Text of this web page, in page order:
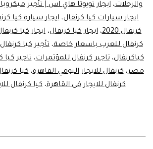
والرحلات،ايجار تويوتا هاي اس | تأجير ميكروباص
ايجار سيارات كيا كرنفال، ايجار سيارة كيا
كرنفال 2020
،ايجار كيا كرنفال،ايجار كيا كرنفال 7
كرنفال للعرب باسعار خاصة،تأجير كيا
كياكرنفال،تاجير كرنفال للمؤتمرات،تاجير
مصر،كرنفال للايجار اليومي القاهرة،كيا
كرنفال للايجار في القاهرة،كيا كرنفال